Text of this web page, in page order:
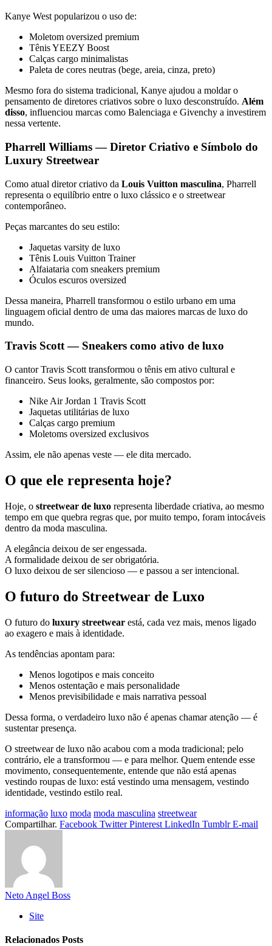
Kanye West popularizou o uso de:
Moletom oversized premium
Tênis YEEZY Boost
Calças cargo minimalistas
Paleta de cores neutras (bege, areia, cinza, preto)
Mesmo fora do sistema tradicional, Kanye ajudou a moldar o
pensamento de diretores criativos sobre o luxo desconstruído. Além
disso, influenciou marcas como Balenciaga e Givenchy a investirem
nessa vertente.
Pharrell Williams — Diretor Criativo e Símbolo do
Luxury Streetwear
Como atual diretor criativo da Louis Vuitton masculina, Pharrell
representa o equilíbrio entre o luxo clássico e o streetwear
contemporâneo.
Peças marcantes do seu estilo:
Jaquetas varsity de luxo
Tênis Louis Vuitton Trainer
Alfaiataria com sneakers premium
Óculos escuros oversized
Dessa maneira, Pharrell transformou o estilo urbano em uma
linguagem oficial dentro de uma das maiores marcas de luxo do
mundo.
Travis Scott — Sneakers como ativo de luxo
O cantor Travis Scott transformou o tênis em ativo cultural e
financeiro. Seus looks, geralmente, são compostos por:
Nike Air Jordan 1 Travis Scott
Jaquetas utilitárias de luxo
Calças cargo premium
Moletoms oversized exclusivos
Assim, ele não apenas veste — ele dita mercado.
O que ele representa hoje?
Hoje, o streetwear de luxo representa liberdade criativa, ao mesmo
tempo em que quebra regras que, por muito tempo, foram intocáveis
dentro da moda masculina.
A elegância deixou de ser engessada.
A formalidade deixou de ser obrigatória.
O luxo deixou de ser silencioso — e passou a ser intencional.
O futuro do Streetwear de Luxo
O futuro do luxury streetwear está, cada vez mais, menos ligado
ao exagero e mais à identidade.
As tendências apontam para:
Menos logotipos e mais conceito
Menos ostentação e mais personalidade
Menos previsibilidade e mais narrativa pessoal
Dessa forma, o verdadeiro luxo não é apenas chamar atenção — é
sustentar presença.
O streetwear de luxo não acabou com a moda tradicional; pelo
contrário, ele a transformou — e para melhor. Quem entende esse
movimento, consequentemente, entende que não está apenas
vestindo roupas de luxo: está vestindo uma mensagem, vestindo
identidade, vestindo estilo real.
informação luxo moda moda masculina streetwear
Compartilhar. Facebook Twitter Pinterest LinkedIn Tumblr E-mail
Neto Angel Boss
Site
Relacionados Posts